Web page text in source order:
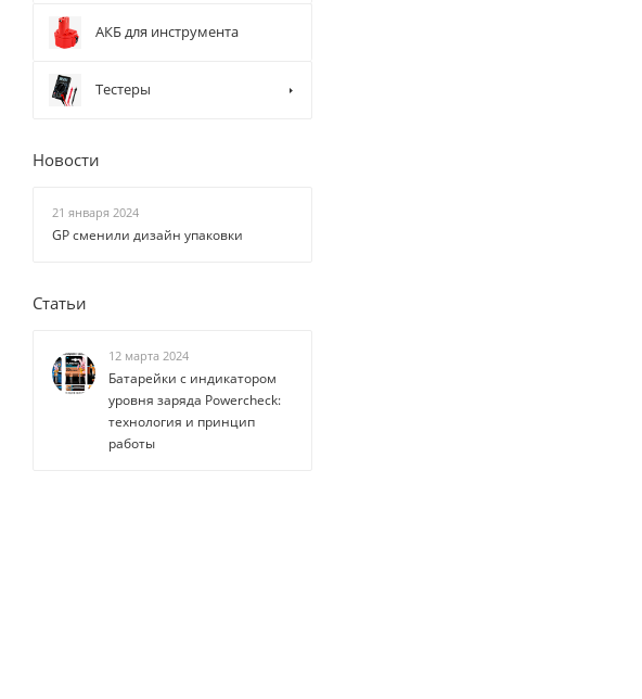
АКБ для инструмента
Тестеры
Новости
21 января 2024
GP сменили дизайн упаковки
Статьи
12 марта 2024
Батарейки с индикатором
уровня заряда Powercheck:
технология и принцип
работы